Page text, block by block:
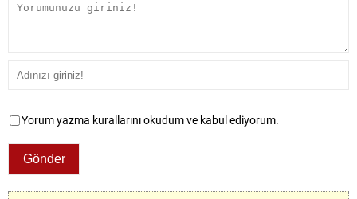
Yorum yazma kurallarını okudum ve kabul ediyorum.